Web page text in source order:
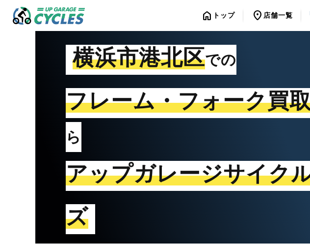
home トップ location_on 店舗一覧
横浜市港北区での
フレーム・フォーク買
ら
アップガレージサイク
ズ